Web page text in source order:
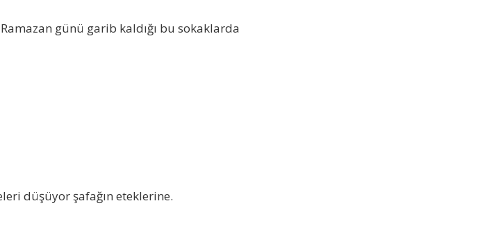
günü garib kaldığı bu sokaklarda
düşüyor şafağın eteklerine.